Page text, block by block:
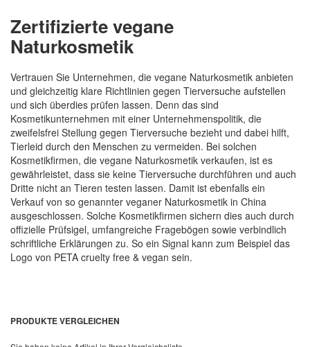
Zertifizierte vegane
Naturkosmetik
Vertrauen Sie Unternehmen, die vegane Naturkosmetik anbieten
und gleichzeitig klare Richtlinien gegen Tierversuche aufstellen
und sich überdies prüfen lassen. Denn das sind
Kosmetikunternehmen mit einer Unternehmenspolitik, die
zweifelsfrei Stellung gegen Tierversuche bezieht und dabei hilft,
Tierleid durch den Menschen zu vermeiden. Bei solchen
Kosmetikfirmen, die vegane Naturkosmetik verkaufen, ist es
gewährleistet, dass sie keine Tierversuche durchführen und auch
Dritte nicht an Tieren testen lassen. Damit ist ebenfalls ein
Verkauf von so genannter veganer Naturkosmetik in China
ausgeschlossen. Solche Kosmetikfirmen sichern dies auch durch
offizielle Prüfsigel, umfangreiche Fragebögen sowie verbindlich
schriftliche Erklärungen zu. So ein Signal kann zum Beispiel das
Logo von PETA cruelty free & vegan sein.
PRODUKTE VERGLEICHEN